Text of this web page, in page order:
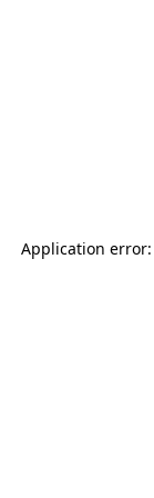
Application